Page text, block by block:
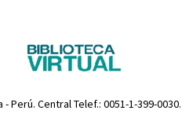
Perú. Central Telef.: 0051-1-399-0030.